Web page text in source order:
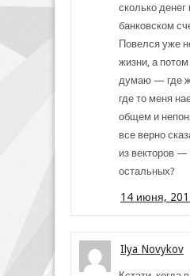
сколько денег
банковском
Повелся уже
жизни, а
думаю — где
где то меня
общем и
все верно
из векторов
остальных?
14 июня,
Ilya Novykov